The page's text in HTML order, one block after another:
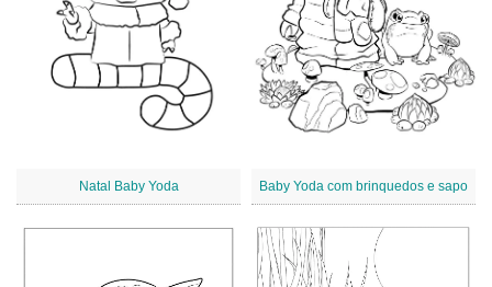
Natal Baby Yoda Baby Yoda com brinquedos e sapo